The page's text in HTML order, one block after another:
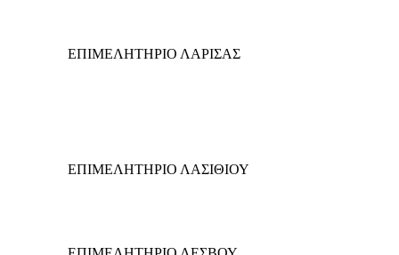
ΕΠΙΜΕΛΗΤΗΡΙΟ ΛΑΡΙΣΑΣ
ΕΠΙΜΕΛΗΤΗΡΙΟ ΛΑΣΙΘΙΟΥ